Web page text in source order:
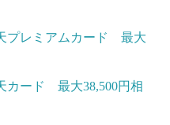
プレミアムカード 最大
カード 最大38,500円相